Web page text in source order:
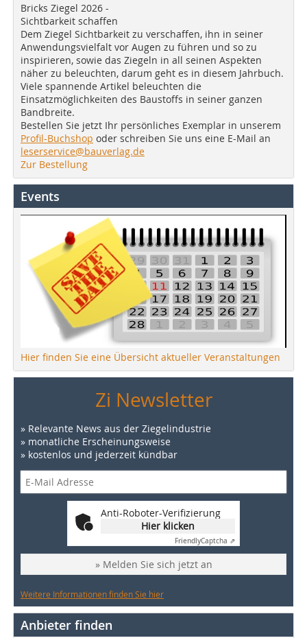
Bricks Ziegel 2026 -
Sichtbarkeit schaffen
Dem Ziegel Sichtbarkeit zu verschaffen, ihn in seiner
Anwendungsvielfalt vor Augen zu führen und so zu
inspirieren, sowie das Ziegeln in all seinen Aspekten
näher zu beleuchten, darum geht es in diesem Jahrbuch.
Viele spannende Artikel beleuchten die
Einsatzmöglichkeiten des Baustoffs in seiner ganzen
Bandbreite.
Bestellen Sie jetzt Ihr persönliches Exemplar in unserem
Profil-Buchshop oder schreiben Sie uns eine E-Mail an
leserservice@bauverlag.de
Zur Bestellung
Events
Hier finden Sie eine Übersicht aktueller Veranstaltungen
Zi Newsletter
» Relevante News aus der Ziegelindustrie
» monatliche Erscheinungsweise
» kostenlos und jederzeit kündbar
Anti-Roboter-Verifizierung
Hier klicken
FriendlyCaptcha ⇗
» Melden Sie sich jetzt an
Weitere Informationen finden Sie hier
Anbieter finden